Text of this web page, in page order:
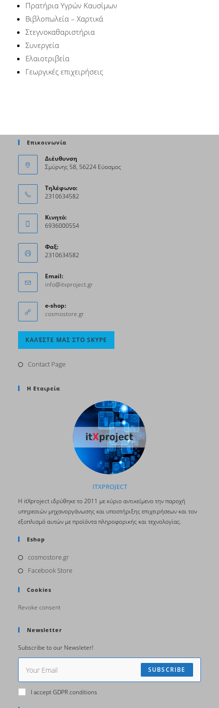
Πρατήρια Υγρών Καυσίμων
Βιβλοπωλεία – Χαρτικά
Στεγνοκαθαριστήρια
Συνεργεία
Ελαιοτριβεία
Γεωργικές επιχειρήσεις
Επικοινωνία
Διέυθυνση
Σμύρνης 58, 56224 Εύοσμος
Τηλέφωνο:
2310634582
Κινητό:
6936000554
Φαξ:
2310634582
Email:
info@itxproject.gr
e-shop:
cosmostore.gr
ΚΑΛΈΣΤΕ ΜΑΣ ΣΤΟ SKYPE
Contact Page
Η Εταιρεία
ITXPROJECT
H itΧproject ιδρύθηκε το 2011 με κύριο αντικείμενο την παροχή
υπηρεσιών μηχανοργάνωσης και υποστήριξης επιχειρήσεων και τον
εξοπλισμό αυτών με προϊόντα πληροφορικής και τεχνολογίας.
Eshop
cosmostore.gr
Facebook Store
Cookies
Revoke consent
Newsletter
Subscribe to our Newsleter!
SUBSCRIBE
I accept GDPR conditions